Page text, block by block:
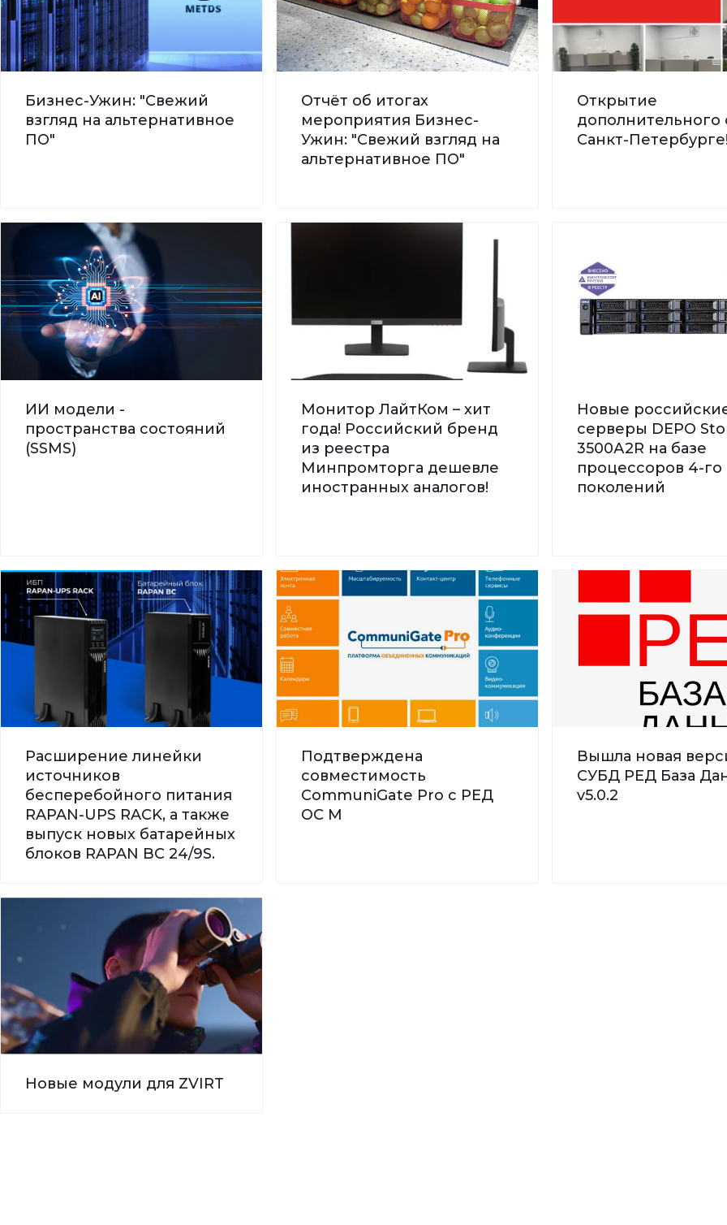
Бизнес-Ужин: "Свежий
взгляд на альтернативное
ПО"
Отчёт об итогах
мероприятия Бизнес-
Ужин: "Свежий взгляд на
альтернативное ПО"
Открытие
дополнительного
Санкт-Петербурге!
ИИ модели -
пространства состояний
(SSMS)
Монитор ЛайтКом – хит
года! Российский бренд
из реестра
Минпромторга дешевле
иностранных аналогов!
Новые
серверы DEPO
3500А2R на базе
процессоров 4-го
поколений
Расширение линейки
источников
бесперебойного питания
RAPAN-UPS RACK, а также
выпуск новых батарейных
блоков RAPAN BC 24/9S.
Подтверждена
совместимость
CommuniGate Pro с РЕД
ОС М
Вышла новая
СУБД РЕД База
v5.0.2
Новые модули для ZVIRT